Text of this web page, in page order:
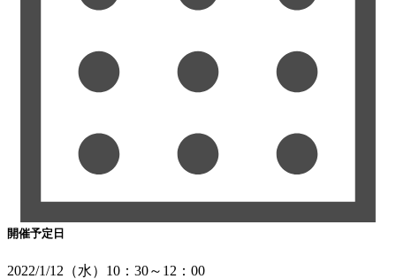
開催予定日
2022/1/12（水）10：30～12：00